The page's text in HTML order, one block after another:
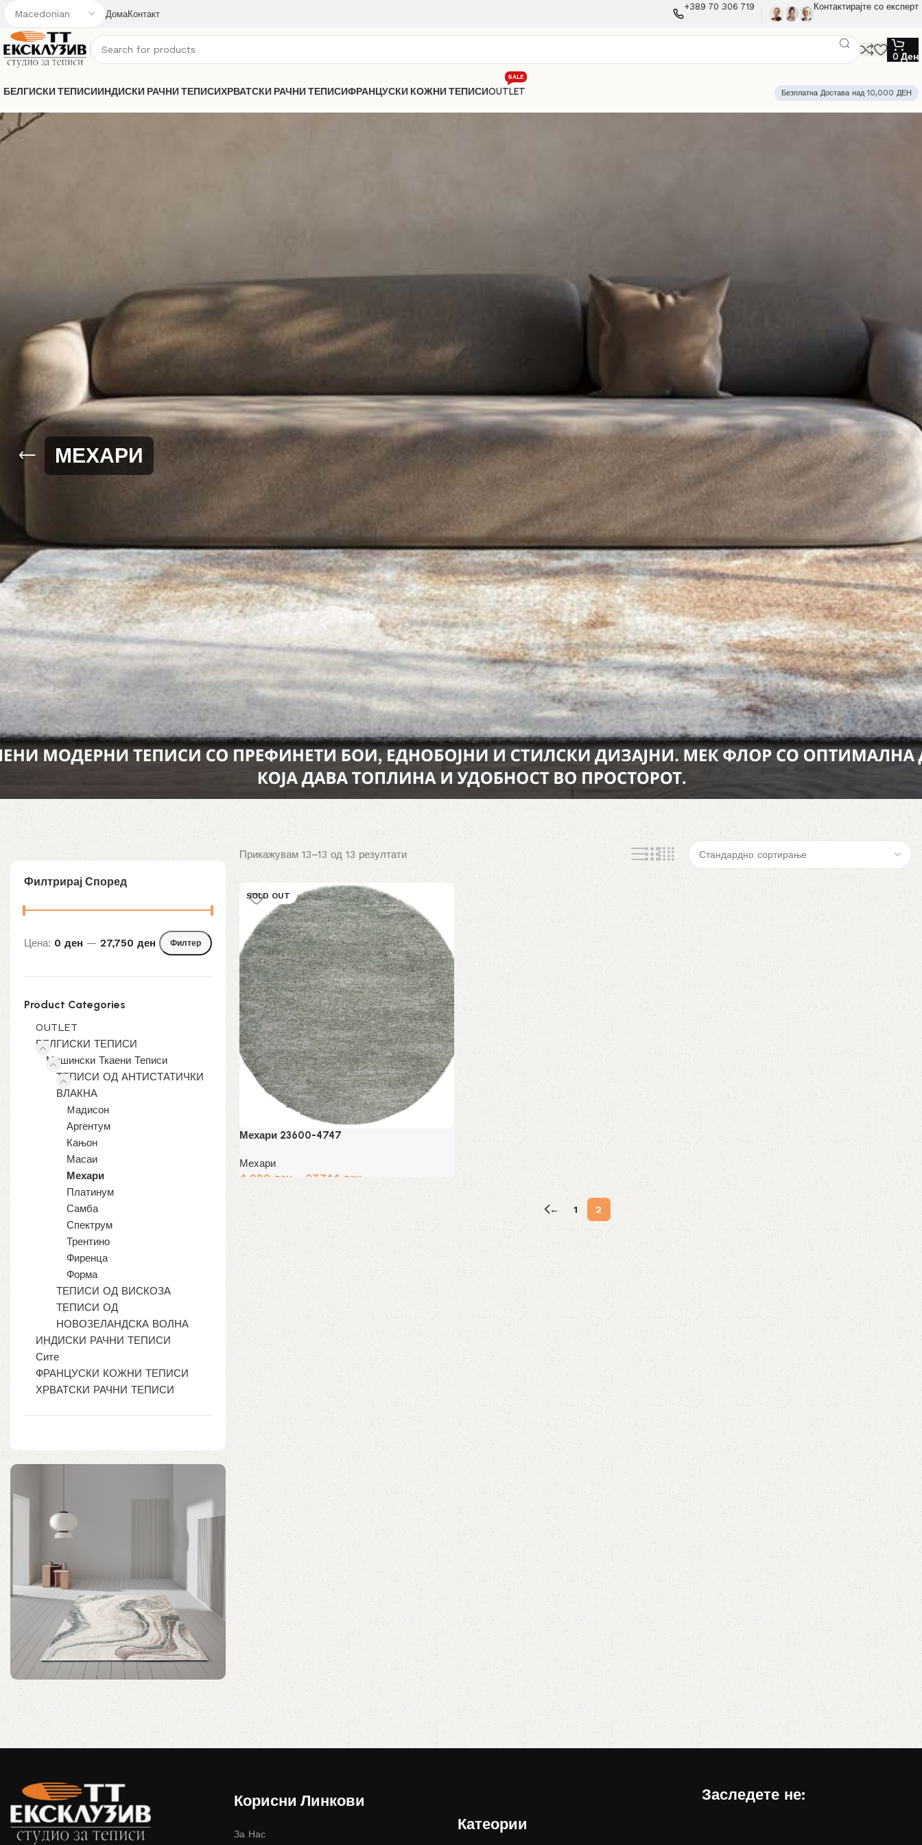
ДомаКонтакт
+389 70 306 719 Контактирајте со експерт
0 Ден
БЕЛГИСКИ ТЕПИСИИНДИСКИ РАЧНИ ТЕПИСИХРВАТСКИ РАЧНИ ТЕПИСИФРАНЦУСКИ КОЖНИ ТЕПИСИOUTLET
SALE
Безплатна Достава над 10,000 ДЕН
МЕХАРИ
Филтрирај Според
Мин.
Макс.
Филтер
Цена: 0 ден — 27,750 ден
Product Categories
OUTLET
БЕЛГИСКИ ТЕПИСИ
Машински Ткаени Теписи
ТЕПИСИ ОД АНТИСТАТИЧКИ
ВЛАКНА
Mадисон
Аргентум
Кањон
Масаи
Мехари
Платинум
Самба
Спектрум
Трентино
Фиренца
Форма
ТЕПИСИ ОД ВИСКОЗА
ТЕПИСИ ОД
НОВОЗЕЛАНДСКА ВОЛНА
ИНДИСКИ РАЧНИ ТЕПИСИ
Сите
ФРАНЦУСКИ КОЖНИ ТЕПИСИ
ХРВАТСКИ РАЧНИ ТЕПИСИ
Колекција на попуст
Уникатни теписи до 40% попуст!
Прикажувам 13–13 од 13 резултати
SOLD OUT
Мехари 23600-4747
Мехари
4,080 ден – 27,744 ден
← 1 2
Корисни Линкови
За Нас
Катеории
Заследете не: